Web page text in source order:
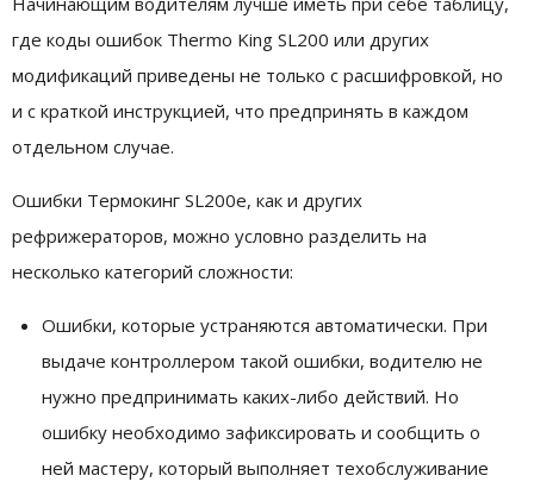
где коды ошибок Thermo King SL200 или других
модификаций приведены не только с расшифровкой, но
и с краткой инструкцией, что предпринять в каждом
отдельном случае.
Ошибки Термокинг SL200е, как и других
рефрижераторов, можно условно разделить на
несколько категорий сложности:
Ошибки, которые устраняются автоматически. При
выдаче контроллером такой ошибки, водителю не
нужно предпринимать каких-либо действий. Но
ошибку необходимо зафиксировать и сообщить о
ней мастеру, который выполняет техобслуживание